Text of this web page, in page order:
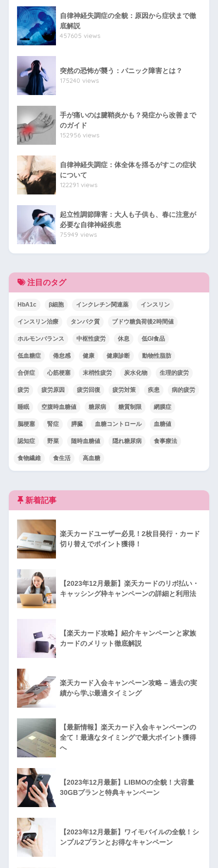
自律神経失調症の全貌：原因から症状まで徹
底解説
457605 views
突然の恐怖が襲う：パニック障害とは？
175240 views
手が痛いのは腱鞘炎かも？発症から改善まで
のガイド
152956 views
自律神経失調症：体全体を揺るがすこの症状
について
122291 views
起立性調節障害：大人も子供も、春に注意が
必要な自律神経疾患
75949 views
注目のタグ
HbA1c β細胞 インクレチン関連薬 インスリン
インスリン治療 タンパク質 ブドウ糖負荷後2時間値
ホルモンバランス 中枢性疲労 休息 低GI食品
低血糖症 倦怠感 健康 健康診断 動物性脂肪
合併症 心筋梗塞 末梢性疲労 炭水化物 生理的疲労
疲労 疲労原因 疲労回復 疲労対策 疾患 病的疲労
睡眠 空腹時血糖値 糖尿病 糖質制限 網膜症
脳梗塞 腎症 膵臓 血糖コントロール 血糖値
認知症 野菜 随時血糖値 隠れ糖尿病 食事療法
食物繊維 食生活 高血糖
新着記事
楽天カードユーザー必見！2枚目発行・カード
切り替えでポイント獲得！
【2023年12月最新】楽天カードのリボ払い・
キャッシング枠キャンペーンの詳細と利用法
【楽天カード攻略】紹介キャンペーンと家族
カードのメリット徹底解説
楽天カード入会キャンペーン攻略 – 過去の実
績から学ぶ最適タイミング
【最新情報】楽天カード入会キャンペーンの
全て！最適なタイミングで最大ポイント獲得
へ
【2023年12月最新】LIBMOの全貌！大容量
30GBプランと特典キャンペーン
【2023年12月最新】ワイモバイルの全貌！シ
ンプル2プランとお得なキャンペーン